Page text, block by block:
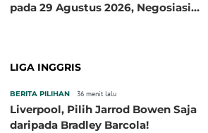
pada 29 Agustus 2026, Negosiasi
LIGA INGGRIS
BERITA PILIHAN 36 menit lalu
Liverpool, Pilih Jarrod Bowen Saja
daripada Bradley Barcola!